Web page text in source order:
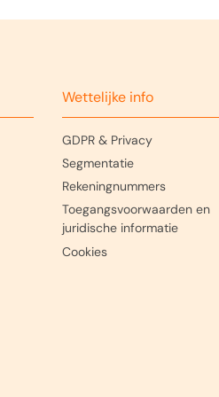
gebruiken, staat
je schadegeval. (bijv.
Wettelijke info
GDPR & Privacy
Segmentatie
Rekeningnummers
Toegangsvoorwaarden en
juridische informatie
Cookies